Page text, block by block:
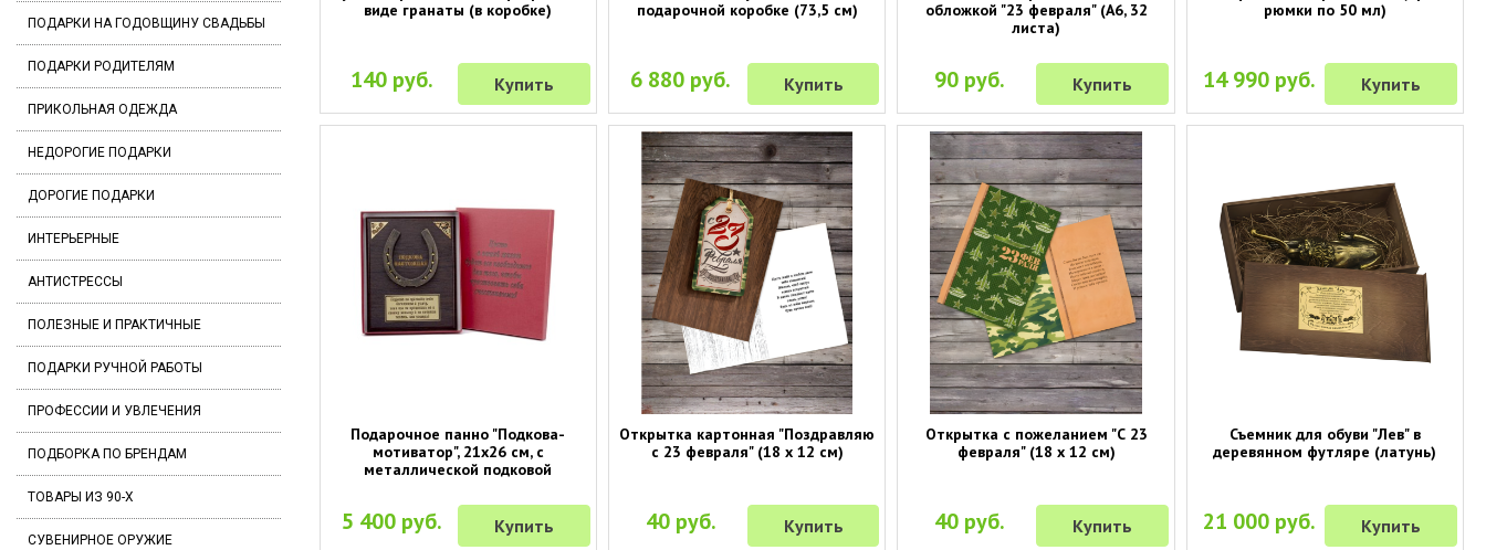
ПОДАРКИ НА ГОДОВЩИНУ СВАДЬБЫ
ПОДАРКИ РОДИТЕЛЯМ
ПРИКОЛЬНАЯ ОДЕЖДА
НЕДОРОГИЕ ПОДАРКИ
ДОРОГИЕ ПОДАРКИ
ИНТЕРЬЕРНЫЕ
АНТИСТРЕССЫ
ПОЛЕЗНЫЕ И ПРАКТИЧНЫЕ
ПОДАРКИ РУЧНОЙ РАБОТЫ
ПРОФЕССИИ И УВЛЕЧЕНИЯ
ПОДБОРКА ПО БРЕНДАМ
ТОВАРЫ ИЗ 90-Х
СУВЕНИРНОЕ ОРУЖИЕ
виде гранаты (в коробке)
140 руб. Купить
подарочной коробке (73,5 см)
6 880 руб. Купить
обложкой "23 февраля" (А6, 32
листа)
90 руб. Купить
рюмки по 50 мл)
14 990 руб. Купить
Подарочное панно "Подкова-
мотиватор", 21x26 см, с
металлической подковой
5 400 руб. Купить
Открытка картонная "Поздравляю
с 23 февраля" (18 х 12 см)
40 руб. Купить
Открытка с пожеланием "С 23
февраля" (18 х 12 см)
40 руб. Купить
Съемник для обуви "Лев" в
деревянном футляре (латунь)
21 000 руб. Купить